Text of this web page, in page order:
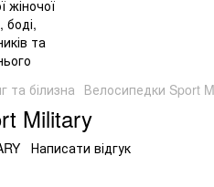
та білизна Велосипедки Sport
Military
Написати відгук